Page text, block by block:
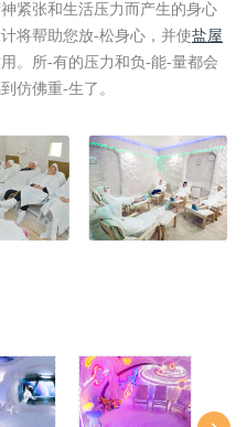
紧张和生活压力而产生的身心
将帮助您放-松身心，并使盐屋
。所-有的压力和负-能-量都会
仿佛重-生了。